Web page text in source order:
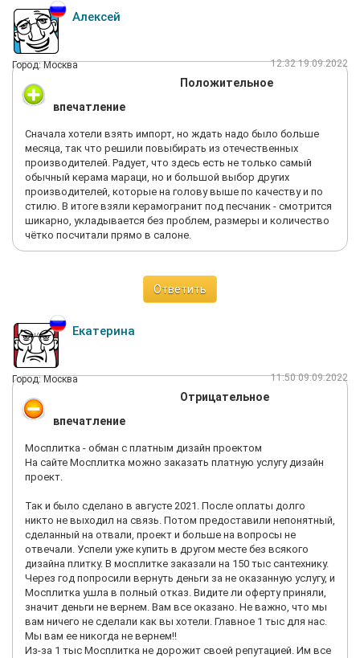
Алексей
Город: Москва 12:32 19.09.2022
Положительное
впечатление
Сначала хотели взять импорт, но ждать надо было больше
месяца, так что решили повыбирать из отечественных
производителей. Радует, что здесь есть не только самый
обычный керама мараци, но и большой выбор других
производителей, которые на голову выше по качеству и по
стилю. В итоге взяли керамогранит под песчаник - смотрится
шикарно, укладывается без проблем, размеры и количество
чётко посчитали прямо в салоне.
Ответить
Екатерина
Город: Москва 11:50 09.09.2022
Отрицательное
впечатление
Мосплитка - обман с платным дизайн проектом
На сайте Мосплитка можно заказать платную услугу дизайн
проект.
Так и было сделано в августе 2021. После оплаты долго
никто не выходил на связь. Потом предоставили непонятный,
сделанный на отвали, проект и больше на вопросы не
отвечали. Успели уже купить в другом месте без всякого
дизайна плитку. В мосплитке заказали на 150 тыс сантехнику.
Через год попросили вернуть деньги за не оказанную услугу, и
Мосплитка ушла в полный отказ. Видите ли оферту приняли,
значит деньги не вернем. Вам все оказано. Не важно, что мы
вам ничего не сделали как вы хотели. Главное 1 тыс для нас.
Мы вам ее никогда не вернем!!
Из-за 1 тыс Мосплитка не дорожит своей репутацией. Им все